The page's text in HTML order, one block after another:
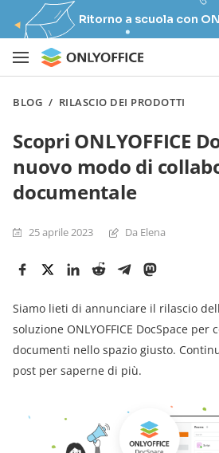
Ritorno a scuola con
BLOG / RILASCIO DEI PRODOTTI
Scopri ONLYOFFICE
nuovo modo di
documentale
25 aprile 2023 Da Elena
Siamo lieti di annunciare il rilascio
soluzione ONLYOFFICE DocSpace
documenti nello spazio giusto.
post per saperne di più.